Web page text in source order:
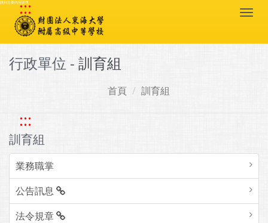
跳到主要內容區塊
:::
行政單位 - 訓育組
首頁 訓育組
:::
訓育組
業務職掌
公告訊息
法令規章